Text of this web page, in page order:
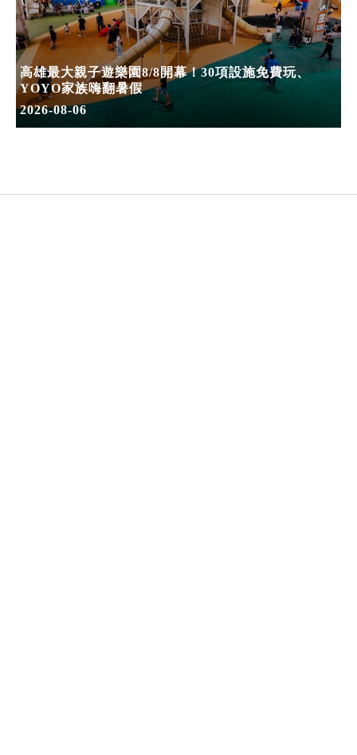
高雄最大親子遊樂園8/8開幕！30項設施免費玩、
YOYO家族嗨翻暑假
2026-08-06